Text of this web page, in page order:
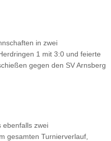
in zwei
1 mit 3:0 und feierte
gegen den SV Arnsberg
ebenfalls zwei
gesamten Turnierverlauf,